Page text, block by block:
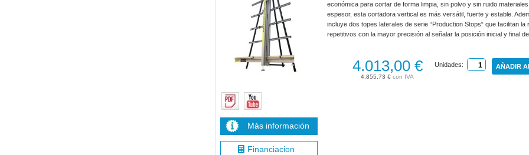
Más información
Financiacion
económica para cortar de forma limpia, sin polvo y sin ruido
espesor, esta cortadora vertical es más versátil, fuerte y estable.
incluye dos topes laterales de serie “Production Stops“ que facilitan la
repetitivos con la mayor precisión al señalar la posición inicial y final
4.855,73 €
4.013,00 € Unidades: AÑADIR